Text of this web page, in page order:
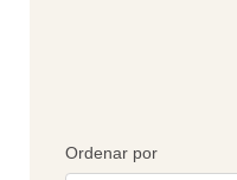
Ordenar por